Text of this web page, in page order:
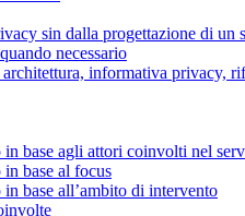
sin dalla progettazione di un
necessario
informativa privacy,
base agli attori coinvolti nel
base al focus
base all’ambito di intervento